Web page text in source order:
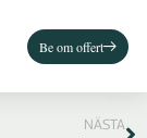
Be om offert
NÄSTA